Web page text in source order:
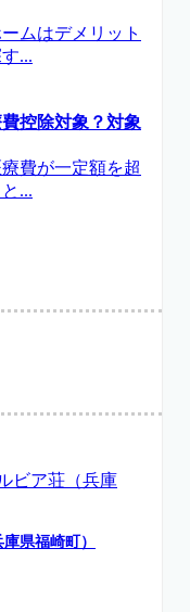
ムはデメリット
...
控除対象？対象
費が一定額を超
...
県福崎町）